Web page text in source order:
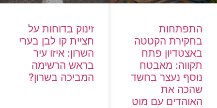
התפתחות
בחקירת הקטטה
באצטדיון פתח
תקווה: מאבטח
נוסף נעצר בחשד
שהכה את
האוהדים עם מוט
זינוק בדוחות על
חציית קו לבן בערי
השרון: איזו עיר
בראש הרשימה
המביכה בשרון?